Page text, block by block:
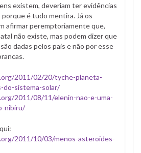
existem, deveriam ter evidências
é tudo mentira. Já os
afirmar peremptoriamente que,
não existe, mas podem dizer que
dadas pelos pais e não por esse
2011/02/20/tyche-planeta-
do-sistema-solar/
2011/08/11/elenin-nao-e-uma-
nibiru/
2011/10/03/menos-asteroides-